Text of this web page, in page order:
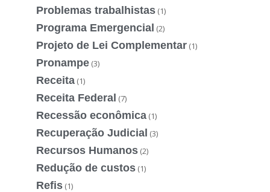
Problemas trabalhistas (1)
Programa Emergencial (2)
Projeto de Lei Complementar (1)
Pronampe (3)
Receita (1)
Receita Federal (7)
Recessão econômica (1)
Recuperação Judicial (3)
Recursos Humanos (2)
Redução de custos (1)
Refis (1)